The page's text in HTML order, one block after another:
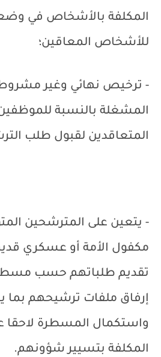
المكلفة بالأشخاص في
للأشخاص المعاقين؛
- ترخيص نهائي وغير مشروط
المشغلة بالنسبة
المتعاقدين لقبول طلب
- يتعين على المترشحين
مكفول الأمة أو عسكري
تقديم طلباتهم حسب
إرفاق ملفات ترشيحهم بما
واستكمال المسطرة لاحقا
المكلفة بتسيير شؤونهم.